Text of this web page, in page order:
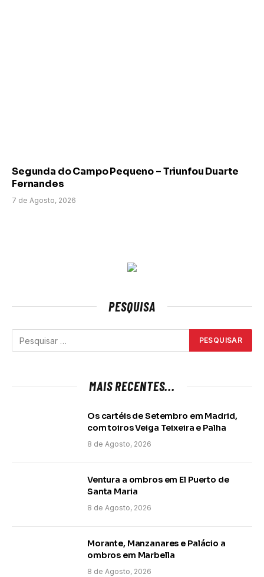
Segunda do Campo Pequeno – Triunfou Duarte
Fernandes
7 de Agosto, 2026
PESQUISA
MAIS RECENTES...
Os cartéis de Setembro em Madrid,
com toiros Veiga Teixeira e Palha
8 de Agosto, 2026
Ventura a ombros em El Puerto de
Santa Maria
8 de Agosto, 2026
Morante, Manzanares e Palácio a
ombros em Marbella
8 de Agosto, 2026